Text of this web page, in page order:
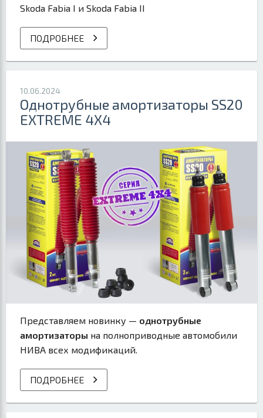
Skoda Fabia I и Skoda Fabia II
ПОДРОБНЕЕ
10.06.2024
Однотрубные амортизаторы SS20
EXTREME 4X4
Представляем новинку — однотрубные
амортизаторы на полноприводные автомобили
НИВА всех модификаций.
ПОДРОБНЕЕ